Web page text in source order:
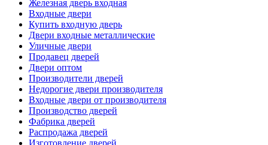
Железная дверь входная
Входные двери
Купить входную дверь
Двери входные металлические
Уличные двери
Продавец дверей
Двери оптом
Производители дверей
Недорогие двери производителя
Входные двери от производителя
Производство дверей
Фабрика дверей
Распродажа дверей
Изготовление дверей